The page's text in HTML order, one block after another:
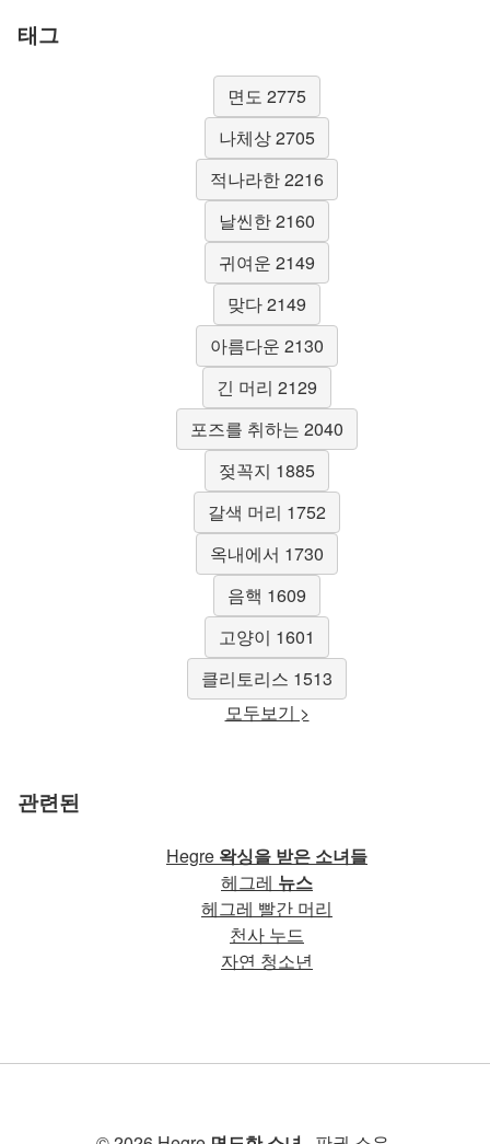
태그
면도 2775
나체상 2705
적나라한 2216
날씬한 2160
귀여운 2149
맞다 2149
아름다운 2130
긴 머리 2129
포즈를 취하는 2040
젖꼭지 1885
갈색 머리 1752
옥내에서 1730
음핵 1609
고양이 1601
클리토리스 1513
모두보기 >
관련된
Hegre 왁싱을 받은 소녀들
헤그레 뉴스
헤그레 빨간 머리
천사 누드
자연 청소년